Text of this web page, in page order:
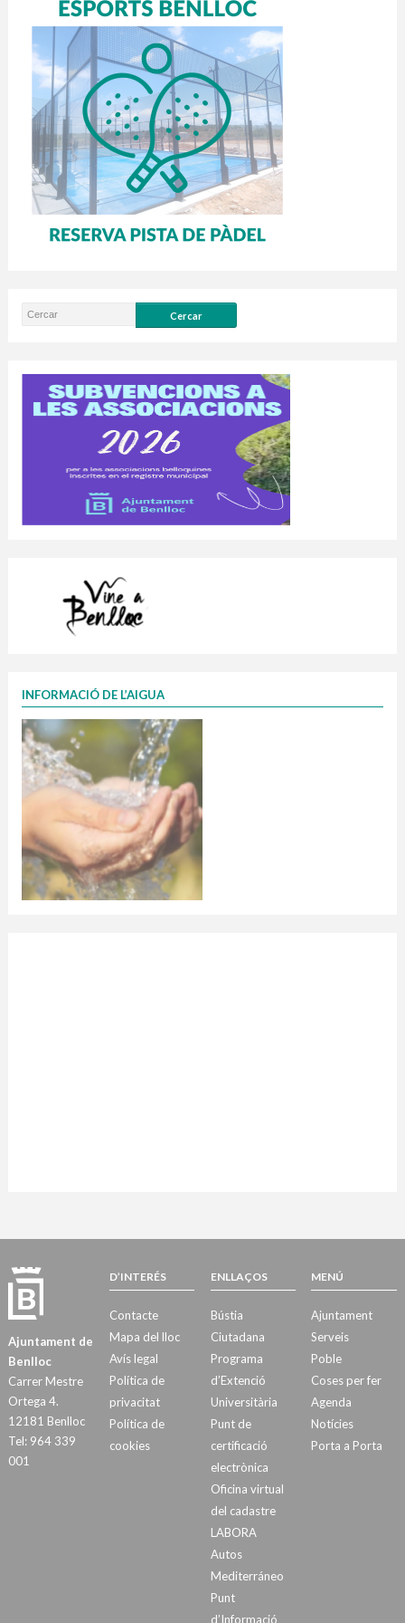
INFORMACIÓ DE L’AIGUA
Ajuntament de
Benlloc
Carrer Mestre
Ortega 4.
12181 Benlloc
Tel: 964 339
001
D’INTERÉS
Contacte
Mapa del lloc
Avís legal
Política de
privacitat
Política de
cookies
ENLLAÇOS
Bústia
Ciutadana
Programa
d’Extenció
Universitària
Punt de
certificació
electrònica
Oficina virtual
del cadastre
LABORA
Autos
Mediterráneo
Punt
d’Informació
MENÚ
Ajuntament
Serveis
Poble
Coses per fer
Agenda
Notícies
Porta a Porta